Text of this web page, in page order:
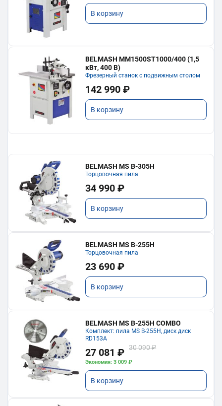
В корзину
BELMASH MM1500ST1000/400 (1,5
кВт, 400 В)
Фрезерный станок с подвижным столом
142 990 ₽
В корзину
BELMASH MS B-305H
Торцовочная пила
34 990 ₽
В корзину
BELMASH MS B-255H
Торцовочная пила
23 690 ₽
В корзину
BELMASH MS B-255H COMBO
Комплект: пила MS B-255H, диск диск
RD153A
27 081 ₽ 30 090 ₽
Экономия: 3 009 ₽
В корзину